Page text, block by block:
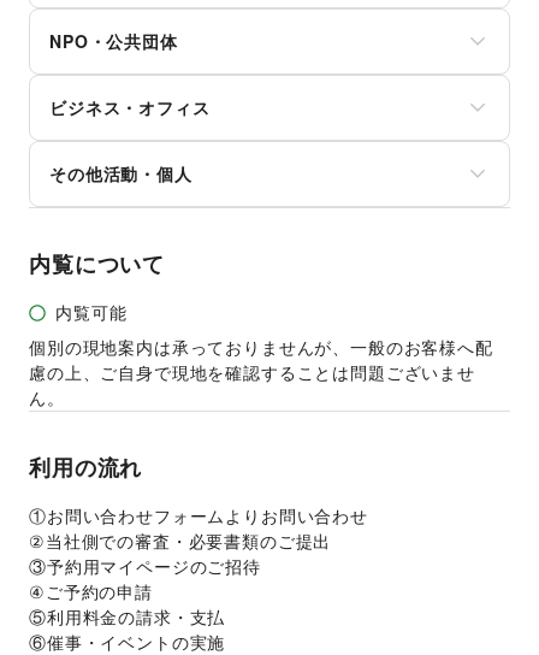
コンタクトレンズ
医療・医薬品
その他美容・健康
CD・DVD・本・雑誌
Webメディア・アプリ
テレビ・ドラマ
映画
音楽・ライブ
演劇
占い
その他エンタメ・ガジェット
サッカー
バスケットボール
ゴルフ
その他レジャー・スポーツ
バイク・オートバイ
自転車・ロードバイク
マイクロモビリティ
その他車・バイク・モビリティ
NPO・公共団体
外国団体・大使館
募金・寄付
NPO・ボランティア活動
その他NPO・公共団体
ビジネス・オフィス
オフィス家具・OA機器
イベント企画・運営
その他活動・個人
内覧について
内覧可能
個別の現地案内は承っておりませんが、一般のお客様へ配
慮の上、ご自身で現地を確認することは問題ございませ
ん。
利用の流れ
①お問い合わせフォームよりお問い合わせ
②当社側での審査・必要書類のご提出
③予約用マイページのご招待
④ご予約の申請
⑤利用料金の請求・支払
⑥催事・イベントの実施